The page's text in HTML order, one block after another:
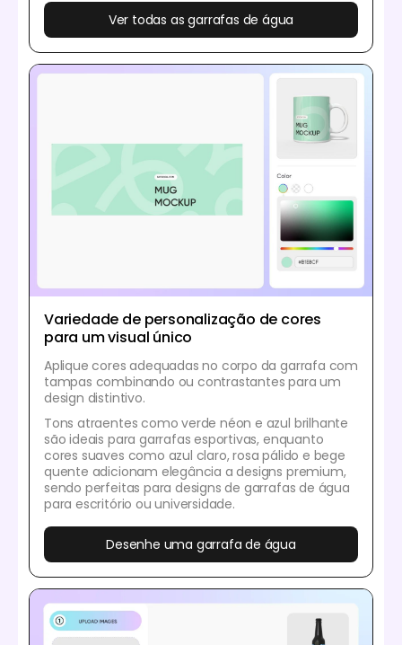
Ver todas as garrafas de água
Variedade de personalização de cores
para um visual único
Aplique cores adequadas no corpo da garrafa com
tampas combinando ou contrastantes para um
design distintivo.
Tons atraentes como verde néon e azul brilhante
são ideais para garrafas esportivas, enquanto
cores suaves como azul claro, rosa pálido e bege
quente adicionam elegância a designs premium,
sendo perfeitas para designs de garrafas de água
para escritório ou universidade.
Desenhe uma garrafa de água